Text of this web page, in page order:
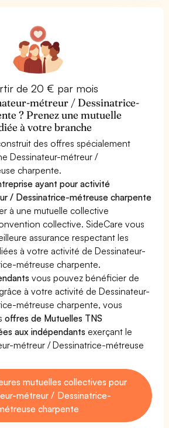
de 20 € par mois
métreur / Dessinatrice-
? Prenez une mutuelle
à votre branche
des offres spécialement
Dessinateur-métreur /
charpente.
ayant pour activité
/ Dessinatrice-métreuse charpente
à une mutuelle collective
collective. SideCare vous
assurance respectant les
à votre activité de Dessinateur-
métreuse charpente.
vous pouvez bénéficier de
à votre activité de Dessinateur-
métreuse charpente, vous
offres de Mutuelles TNS
aux indépendants exerçant le
métreur / Dessinatrice-métreuse
mutuelles collectives pour
métreur / Dessinatrice-
charpente